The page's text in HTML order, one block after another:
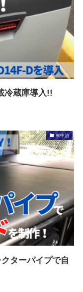
冷蔵庫導入!!
車中泊
ターパイプで自